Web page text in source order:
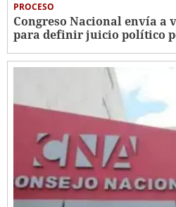
PROCESO
Congreso Nacional envía a
para definir juicio político